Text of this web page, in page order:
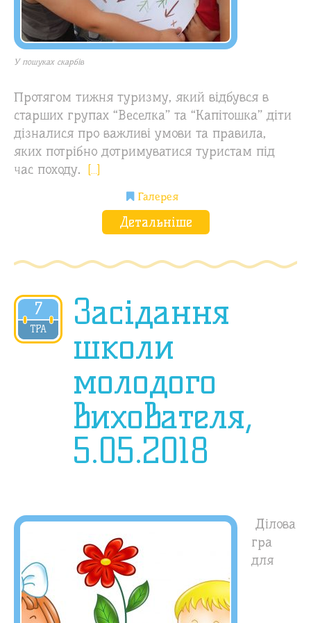
У пошуках скарбів
Протягом тижня туризму, який відбувся в
старших групах “Веселка” та “Капітошка” діти
дізналися про важливі умови та правила,
яких потрібно дотримуватися туристам під
час походу.
[…]
Галерея
Детальніше
7
ТРА
2018
Засідання
школи
молодого
вихователя,
5.05.2018
Ділова
гра
для